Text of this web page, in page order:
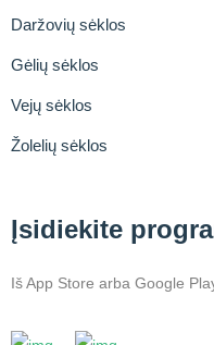
Daržovių sėklos
Gėlių sėklos
Vejų sėklos
Žolelių sėklos
Įsidiekite
Iš App Store arba Google